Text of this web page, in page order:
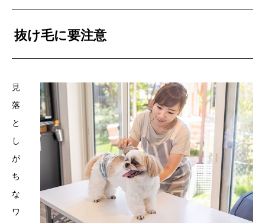
抜け毛に要注意
見
落
と
し
が
ち
な
ワ